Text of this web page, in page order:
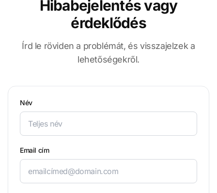
Hibabejelentés vagy
érdeklődés
Írd le röviden a problémát, és visszajelzek a
lehetőségekről.
Név
Email cím